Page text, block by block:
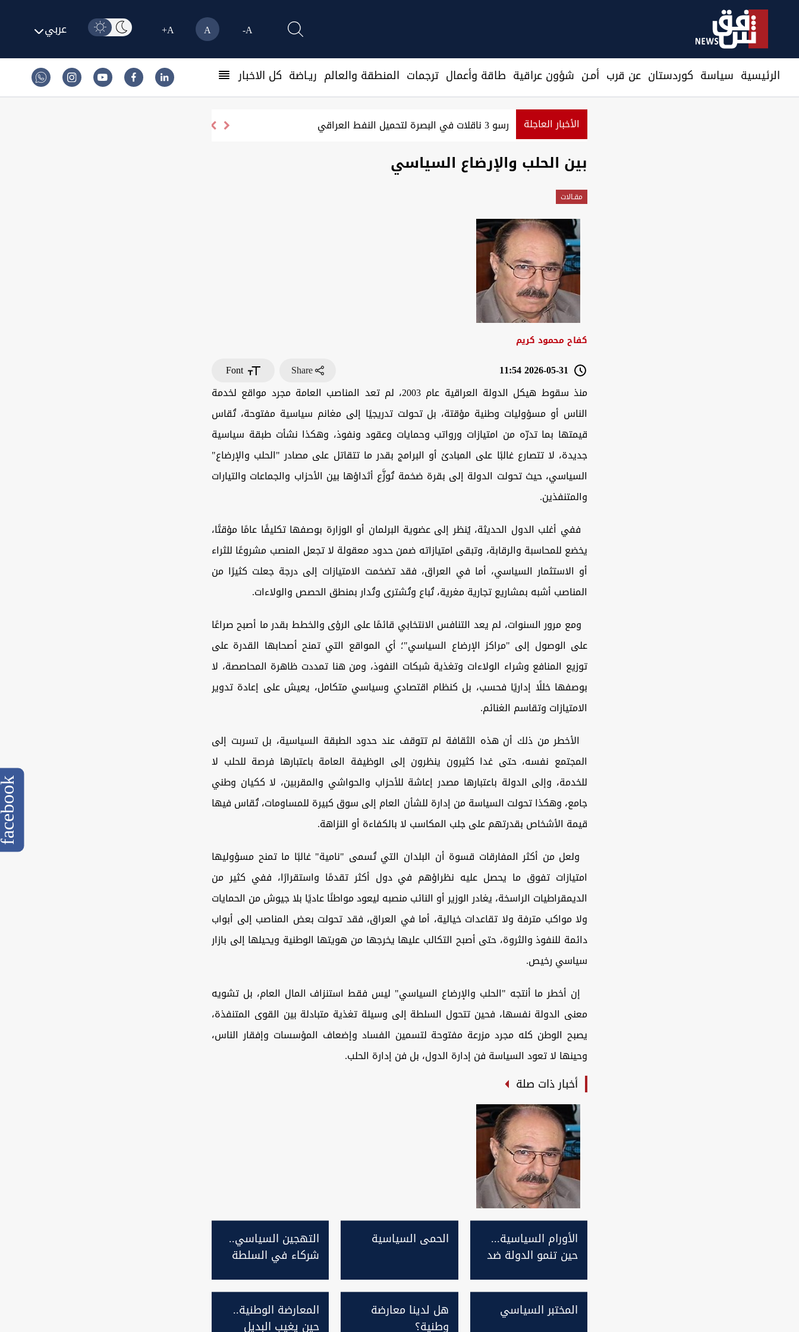
A-
A
A+ عربي
الرئيسية سیاسة كوردستان عن قرب أمـن شؤون عراقية طاقة وأعمال ترجمات المنطقة والعالم ريـاضة كل الاخبار
الأخبار العاجلة رسو 3 ناقلات في البصرة لتحميل النفط العراقي
بين الحلب والإرضاع السياسي
مقـالات
كفاح محمود كريم
2026-05-31 11:54
Share
Font
منذ سقوط هيكل الدولة العراقية عام 2003، لم تعد المناصب العامة مجرد مواقع لخدمة
الناس أو مسؤوليات وطنية مؤقتة، بل تحولت تدريجيًا إلى مغانم سياسية مفتوحة، تُقاس
قيمتها بما تدرّه من امتيازات ورواتب وحمايات وعقود ونفوذ، وهكذا نشأت طبقة سياسية
جديدة، لا تتصارع غالبًا على المبادئ أو البرامج بقدر ما تتقاتل على مصادر "الحلب والإرضاع"
السياسي، حيث تحولت الدولة إلى بقرة ضخمة تُوزَّع أثداؤها بين الأحزاب والجماعات والتيارات
والمتنفذين.
ففي أغلب الدول الحديثة، يُنظر إلى عضوية البرلمان أو الوزارة بوصفها تكليفًا عامًا مؤقتًا،
يخضع للمحاسبة والرقابة، وتبقى امتيازاته ضمن حدود معقولة لا تجعل المنصب مشروعًا للثراء
أو الاستثمار السياسي، أما في العراق، فقد تضخمت الامتيازات إلى درجة جعلت كثيرًا من
المناصب أشبه بمشاريع تجارية مغرية، تُباع وتُشترى وتُدار بمنطق الحصص والولاءات.
ومع مرور السنوات، لم يعد التنافس الانتخابي قائمًا على الرؤى والخطط بقدر ما أصبح صراعًا
على الوصول إلى "مراكز الإرضاع السياسي"؛ أي المواقع التي تمنح أصحابها القدرة على
توزيع المنافع وشراء الولاءات وتغذية شبكات النفوذ، ومن هنا تمددت ظاهرة المحاصصة، لا
بوصفها خللًا إداريًا فحسب، بل كنظام اقتصادي وسياسي متكامل، يعيش على إعادة تدوير
الامتيازات وتقاسم الغنائم.
الأخطر من ذلك أن هذه الثقافة لم تتوقف عند حدود الطبقة السياسية، بل تسربت إلى
المجتمع نفسه، حتى غدا كثيرون ينظرون إلى الوظيفة العامة باعتبارها فرصة للحلب لا
للخدمة، وإلى الدولة باعتبارها مصدر إعاشة للأحزاب والحواشي والمقربين، لا ككيان وطني
جامع، وهكذا تحولت السياسة من إدارة للشأن العام إلى سوق كبيرة للمساومات، تُقاس فيها
قيمة الأشخاص بقدرتهم على جلب المكاسب لا بالكفاءة أو النزاهة.
ولعل من أكثر المفارقات قسوة أن البلدان التي تُسمى "نامية" غالبًا ما تمنح مسؤوليها
امتيازات تفوق ما يحصل عليه نظراؤهم في دول أكثر تقدمًا واستقرارًا، ففي كثير من
الديمقراطيات الراسخة، يغادر الوزير أو النائب منصبه ليعود مواطنًا عاديًا بلا جيوش من الحمايات
ولا مواكب مترفة ولا تقاعدات خيالية، أما في العراق، فقد تحولت بعض المناصب إلى أبواب
دائمة للنفوذ والثروة، حتى أصبح التكالب عليها يخرجها من هويتها الوطنية ويحيلها إلى بازار
سياسي رخيص.
إن أخطر ما أنتجه "الحلب والإرضاع السياسي" ليس فقط استنزاف المال العام، بل تشويه
معنى الدولة نفسها، فحين تتحول السلطة إلى وسيلة تغذية متبادلة بين القوى المتنفذة،
يصبح الوطن كله مجرد مزرعة مفتوحة لتسمين الفساد وإضعاف المؤسسات وإفقار الناس،
وحينها لا تعود السياسة فن إدارة الدول، بل فن إدارة الحلب.
أخبار ذات صلة
الأورام السياسية...
حين تنمو الدولة ضد
الحمى السياسية
التهجين السياسي..
شركاء في السلطة
المختبر السياسي
هل لدينا معارضة
وطنية؟
المعارضة الوطنية..
حين يغيب البديل